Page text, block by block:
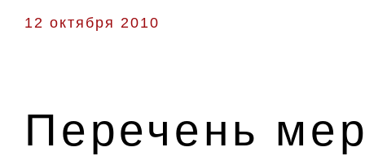
12 октября 2010
Перечень